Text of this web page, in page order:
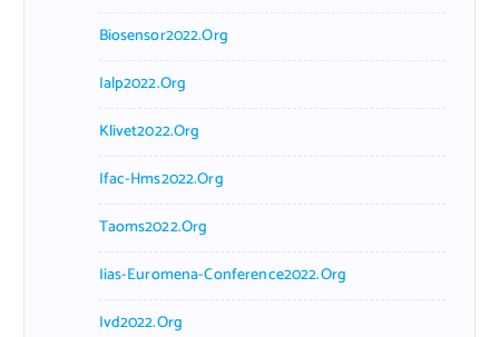
Biosensor2022.org
Ialp2022.org
Klivet2022.org
Ifac-Hms2022.org
Taoms2022.org
Iias-Euromena-Conference2022.org
Ivd2022.org